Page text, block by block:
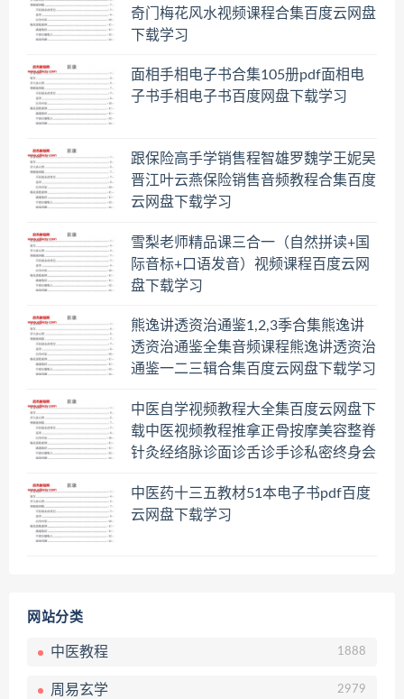
奇门梅花风水视频课程合集百度云网盘
下载学习
面相手相电子书合集105册pdf面相电
子书手相电子书百度网盘下载学习
跟保险高手学销售程智雄罗魏学王妮吴
晋江叶云燕保险销售音频教程合集百度
云网盘下载学习
雪梨老师精品课三合一（自然拼读+国
际音标+口语发音）视频课程百度云网
盘下载学习
熊逸讲透资治通鉴1,2,3季合集熊逸讲
透资治通鉴全集音频课程熊逸讲透资治
通鉴一二三辑合集百度云网盘下载学习
中医自学视频教程大全集百度云网盘下
载中医视频教程推拿正骨按摩美容整脊
针灸经络脉诊面诊舌诊手诊私密终身会
中医药十三五教材51本电子书pdf百度
云网盘下载学习
网站分类
中医教程 1888
周易玄学 2979